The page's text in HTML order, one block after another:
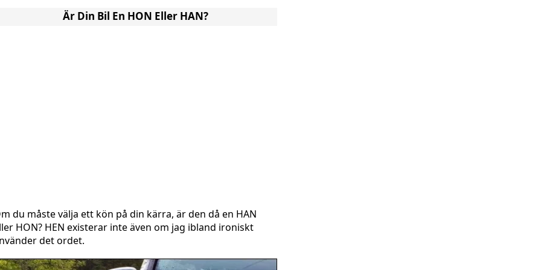
Är Din Bil En HON Eller HAN?
du måste välja ett kön på din kärra, är den då en HAN
HON? HEN existerar inte även om jag ibland ironiskt
det ordet.